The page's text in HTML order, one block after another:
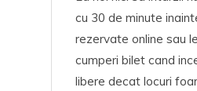
cu 30 de minute
rezervate online sau
cumperi bilet cand
libere decat locuri